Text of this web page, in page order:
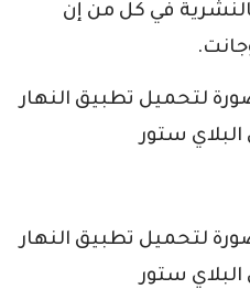
في كل من إن
لتحميل تطبيق النهار
البلاي ستور
لتحميل تطبيق النهار
البلاي ستور